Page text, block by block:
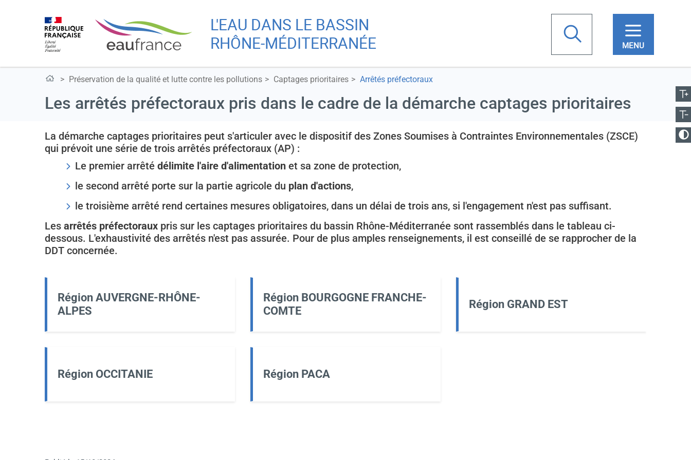
au
contenu
principal
to
main
menu
L'EAU DANS LE BASSIN
RHÔNE-MÉDITERRANÉE
recherche
Préservation de la qualité et lutte contre les pollutions Captages prioritaires Arrêtés préfectoraux
Les arrêtés préfectoraux pris dans le cadre de la démarche captages prioritaires
La démarche captages prioritaires peut s'articuler avec le dispositif des Zones Soumises à Contraintes Environnementales (ZSCE)
qui prévoit une série de trois arrêtés préfectoraux (AP) :
Le premier arrêtédélimite l'aire d'alimentation et sa zone de protection,
le second arrêté porte sur la partie agricole du plan d'actions,
le troisième arrêté rend certaines mesures obligatoires, dans un délai de trois ans, si l'engagement n'est pas suffisant.
Lesarrêtés préfectoraux pris sur les captages prioritaires du bassin Rhône-Méditerranée sont rassemblés dans le tableau ci-
dessous. L'exhaustivité des arrêtés n'est pas assurée. Pour de plus amples renseignements, il est conseillé de se rapprocher de la
DDT concernée.
Région AUVERGNE-RHÔNE-
ALPES
Région BOURGOGNE FRANCHE-
COMTE
Région GRAND EST
Région OCCITANIE Région PACA